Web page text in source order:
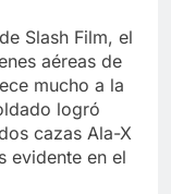
Slash Film, el
aéreas de
mucho a la
logró
cazas Ala-X
evidente en el